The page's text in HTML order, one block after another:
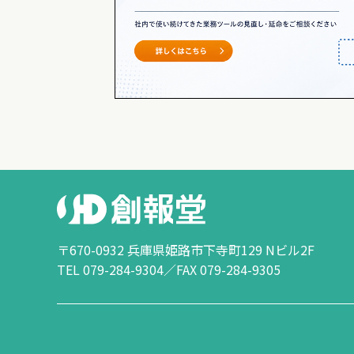
〒670-0932 兵庫県姫路市下寺町129 Nビル2F
TEL 079-284-9304／FAX 079-284-9305